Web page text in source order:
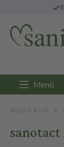
Menü
Baby & Kind